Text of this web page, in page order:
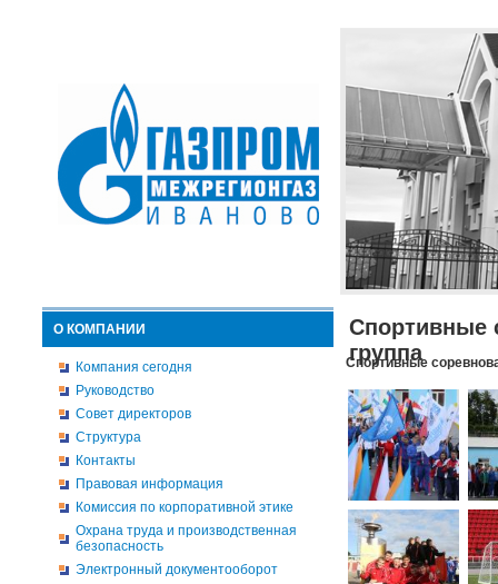
О КОМПАНИИ
Компания сегодня
Руководство
Совет директоров
Структура
Контакты
Правовая информация
Комиссия по корпоративной этике
Охрана труда и производственная
безопасность
Электронный документооборот
Спортивные
группа
Спортивные